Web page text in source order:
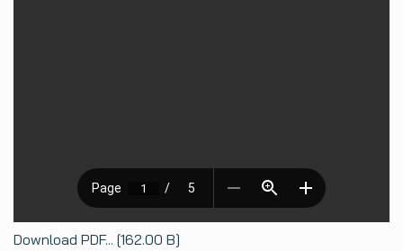
Download PDF... [162.00 B]